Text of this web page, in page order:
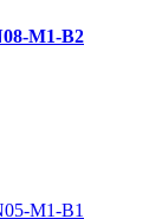
M1-B2